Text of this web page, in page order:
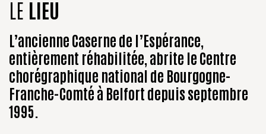
LE LIEU
L’ancienne Caserne de l’Espérance,
entièrement réhabilitée, abrite le Centre
chorégraphique national de Bourgogne-
Franche-Comté à Belfort depuis septembre
1995.